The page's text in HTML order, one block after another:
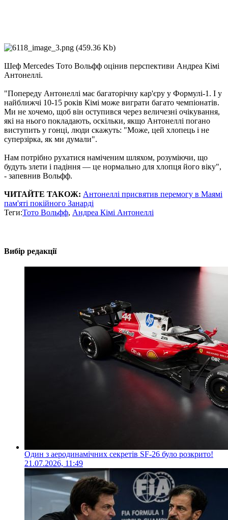
Шеф Mercedes Тото Вольфф оцінив перспективи Андреа Кімі
Антонеллі.
"Попереду Антонеллі має багаторічну кар'єру у Формулі-1. І у
найближчі 10-15 років Кімі може виграти багато чемпіонатів.
Ми не хочемо, щоб він оступився через величезні очікування,
які на нього покладають, оскільки, якщо Антонеллі погано
виступить у гонці, люди скажуть: "Може, цей хлопець і не
суперзірка, як ми думали".
Нам потрібно рухатися наміченим шляхом, розуміючи, що
будуть злети і падіння — це нормально для хлопця його віку",
- запевнив Вольфф.
ЧИТАЙТЕ ТАКОЖ: Антонеллі присвятив перемогу в Маямі
пам'яті покійного Занарді
Теги:Тото Вольфф, Андреа Кімі Антонеллі
Вибір редакції
Один з аеродинамічних секретів SF-26 було розкрито!
21.07.2026, 11:49